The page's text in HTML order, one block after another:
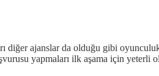
diğer ajanslar da olduğu gibi
yapmaları ilk aşama için yeterli